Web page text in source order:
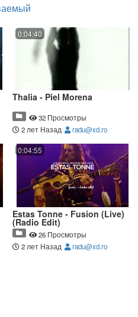
0:04:40
Thalia - Piel Morena
32 Просмотры
2 лет Назад
radu@xd.ro
0:04:55
Estas Tonne - Fusion (Live)
(Radio Edit)
26 Просмотры
2 лет Назад
radu@xd.ro